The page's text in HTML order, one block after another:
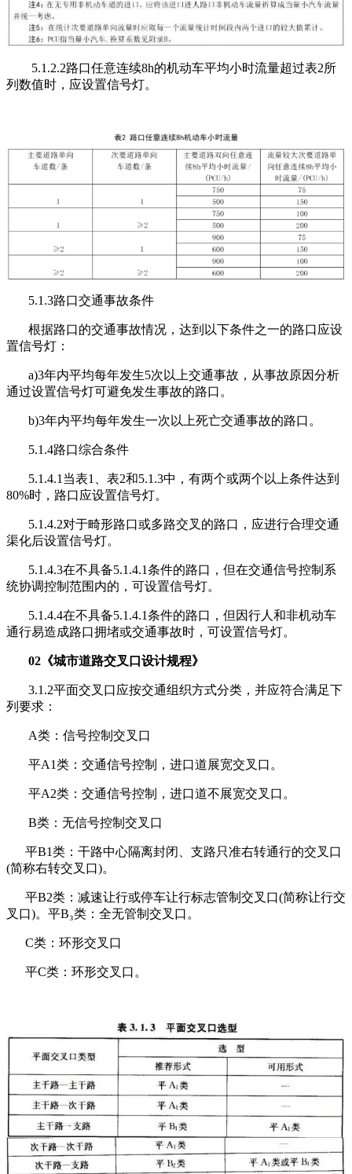
5.1.2.2路口任意连续8h的机动车平均小时流量超过表2所
列数值时，应设置信号灯。
5.1.3路口交通事故条件
根据路口的交通事故情况，达到以下条件之一的路口应设
置信号灯：
a)3年内平均每年发生5次以上交通事故，从事故原因分析
通过设置信号灯可避免发生事故的路口。
b)3年内平均每年发生一次以上死亡交通事故的路口。
5.1.4路口综合条件
5.1.4.1当表1、表2和5.1.3中，有两个或两个以上条件达到
80%时，路口应设置信号灯。
5.1.4.2对于畸形路口或多路交叉的路口，应进行合理交通
渠化后设置信号灯。
5.1.4.3在不具备5.1.4.1条件的路口，但在交通信号控制系
统协调控制范围内的，可设置信号灯。
5.1.4.4在不具备5.1.4.1条件的路口，但因行人和非机动车
通行易造成路口拥堵或交通事故时，可设置信号灯。
02《城市道路交叉口设计规程》
3.1.2平面交叉口应按交通组织方式分类，并应符合满足下
列要求：
A类：信号控制交叉口
平A1类：交通信号控制，进口道展宽交叉口。
平A2类：交通信号控制，进口道不展宽交叉口。
B类：无信号控制交叉口
平B1类：干路中心隔离封闭、支路只准右转通行的交叉口
(简称右转交叉口)。
平B2类：减速让行或停车让行标志管制交叉口(简称让行交
叉口)。平B₃类：全无管制交叉口。
C类：环形交叉口
平C类：环形交叉口。